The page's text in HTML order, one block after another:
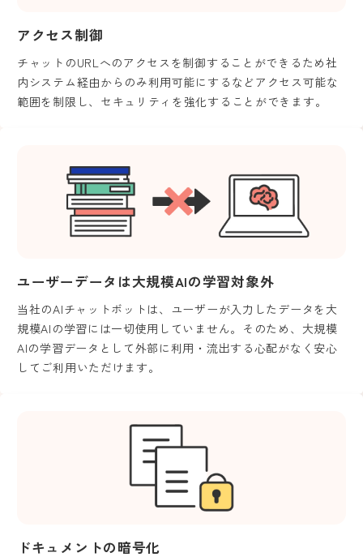
アクセス制御
チャットのURLへのアクセスを制御することができるため社
内システム経由からのみ利用可能にするなどアクセス可能な
範囲を制限し、セキュリティを強化することができます。
ユーザーデータは大規模AIの学習対象外
当社のAIチャットボットは、ユーザーが入力したデータを大
規模AIの学習には一切使用していません。そのため、大規模
AIの学習データとして外部に利用・流出する心配がなく安心
してご利用いただけます。
ドキュメントの暗号化